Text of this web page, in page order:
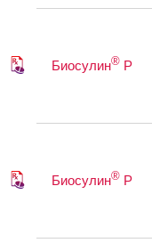
Биосулин®Р
Биосулин®Р